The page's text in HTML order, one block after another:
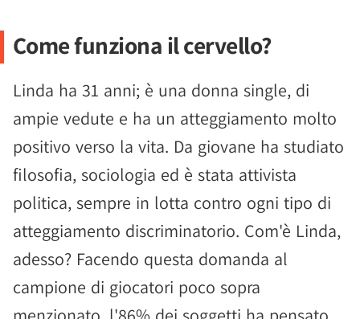
Come funziona il cervello?
Linda ha 31 anni; è una donna single, di
ampie vedute e ha un atteggiamento molto
positivo verso la vita. Da giovane ha studiato
filosofia, sociologia ed è stata attivista
politica, sempre in lotta contro ogni tipo di
atteggiamento discriminatorio. Com'è Linda,
adesso? Facendo questa domanda al
campione di giocatori poco sopra